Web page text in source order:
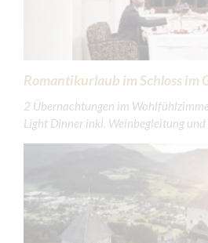
Romantikurlaub im Schloss im
2 Übernachtungen im
Light Dinner inkl. Weinbegleitung